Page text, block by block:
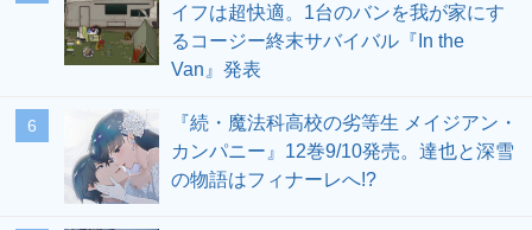
イフは超快適。1台のバンを我が家にす
るコージー終末サバイバル『In the
Van』発表
6
『続・魔法科高校の劣等生 メイジアン・
カンパニー』12巻9/10発売。達也と深雪
の物語はフィナーレへ!?